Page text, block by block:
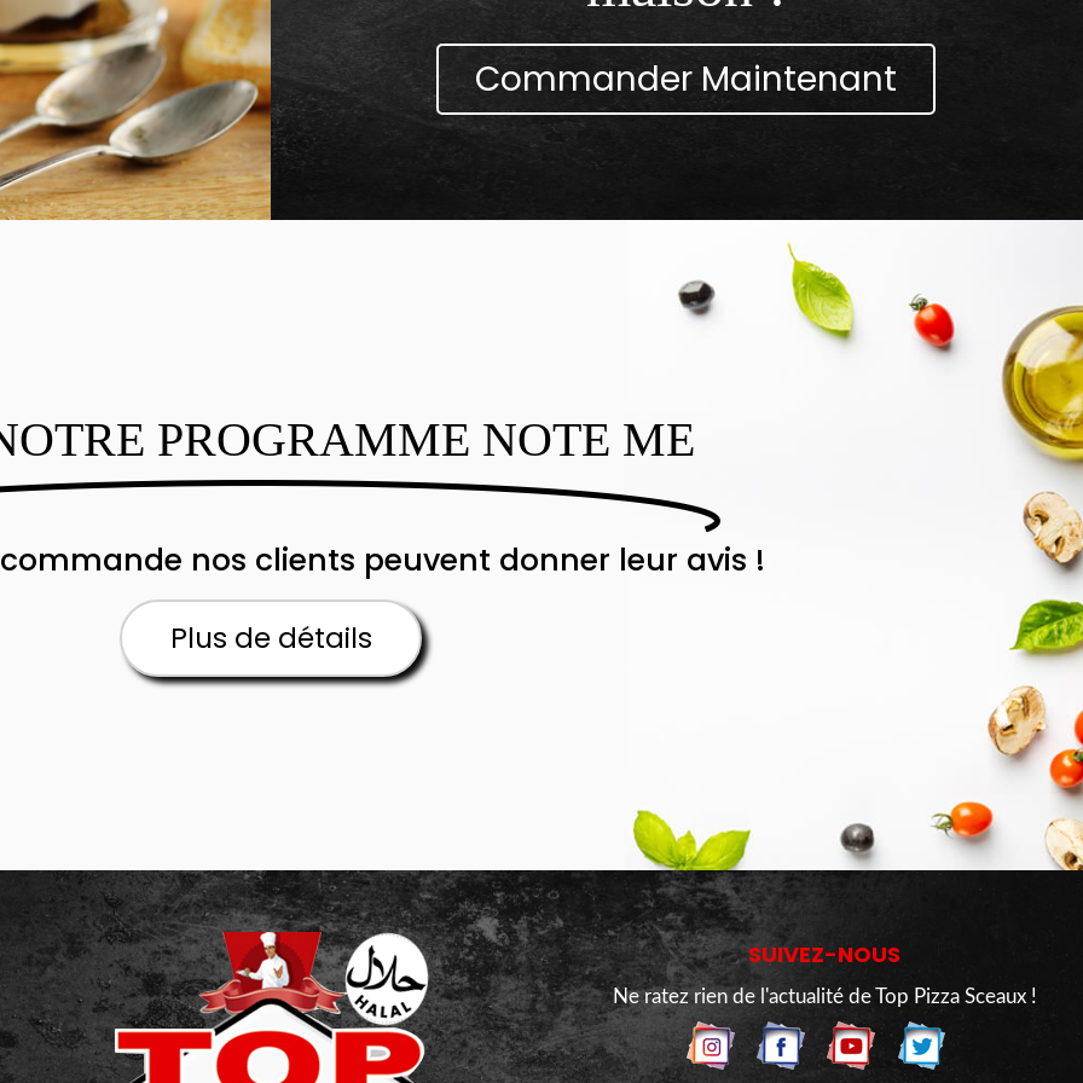
Commander Maintenant
PROGRAMME NOTE ME
nos clients peuvent donner leur avis !
Plus de détails
SUIVEZ-NOUS
Ne ratez rien de l'actualité de Top Pizza Sceaux !